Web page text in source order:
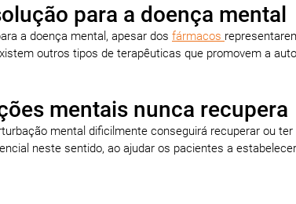
para a doença mental
a doença mental, apesar dos fármacos
outros tipos de terapêuticas que promovem a
mentais nunca recupera
mental dificilmente conseguirá recuperar ou ter
neste sentido, ao ajudar os pacientes a estabelecer